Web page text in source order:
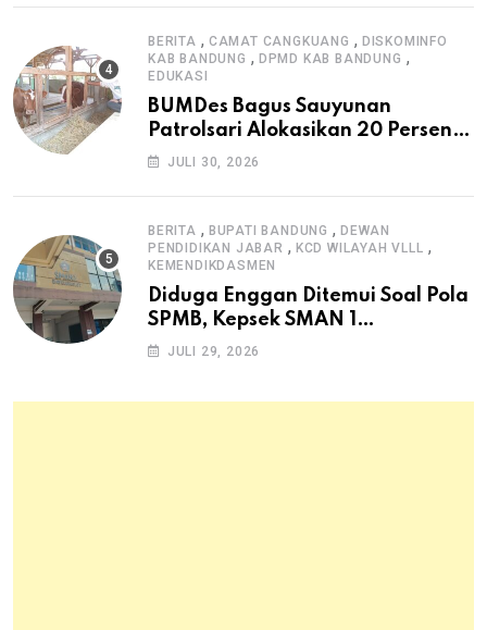
BERITA , CAMAT CANGKUANG , DISKOMINFO
KAB BANDUNG , DPMD KAB BANDUNG ,
EDUKASI
BUMDes Bagus Sauyunan
Patrolsari Alokasikan 20 Persen
Dana Desa untuk Ketahanan
JULI 30, 2026
BERITA , BUPATI BANDUNG ,DEWAN
PENDIDIKAN JABAR , KCD WILAYAH VLLL ,
KEMENDIKDASMEN
Diduga Enggan Ditemui Soal Pola
SPMB, Kepsek SMAN 1
Dayeuhkolot Dikeluhkan Orang
JULI 29, 2026